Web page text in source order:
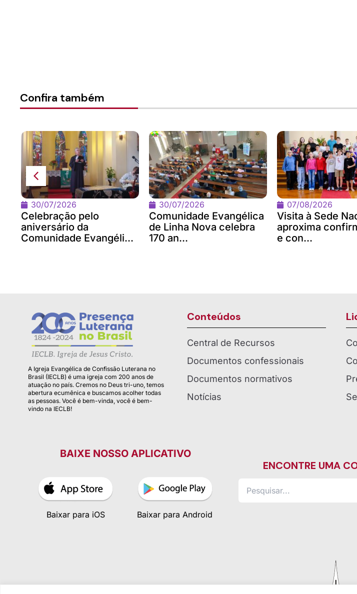
Confira também
30/07/2026
Celebração pelo
aniversário da
Comunidade Evangéli...
30/07/2026
Comunidade Evangélica
de Linha Nova celebra
170 an...
07/08/2026
Visita à Sede
aproxima
e con...
A Igreja Evangélica de Confissão Luterana no
Brasil (IECLB) é uma igreja com 200 anos de
atuação no país. Cremos no Deus tri-uno, temos
abertura ecumênica e buscamos acolher todas
as pessoas. Você é bem-vinda, você é bem-
vindo na IECLB!
Conteúdos
Central de Recursos
Documentos confessionais
Documentos normativos
Notícias
BAIXE NOSSO APLICATIVO
Baixar para iOS Baixar para Android
ENCONTRE UMA